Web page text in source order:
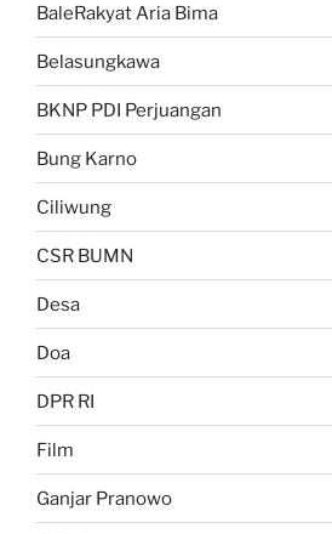
BaleRakyat Aria Bima
Belasungkawa
BKNP PDI Perjuangan
Bung Karno
Ciliwung
CSR BUMN
Desa
Doa
DPR RI
Film
Ganjar Pranowo